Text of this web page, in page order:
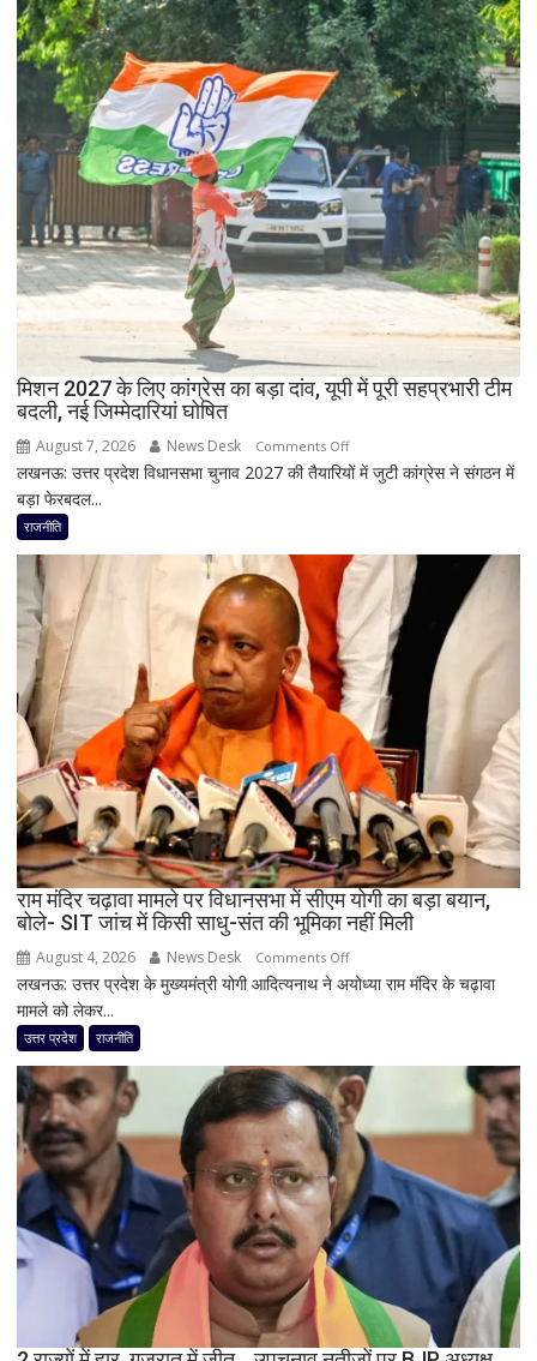
Nothing
पर
भी
बड़ी
छूट
बड़ा
झटका,
प्रदेश
अध्यक्ष
डॉ.
रामाशीष
राय
ने
RLD
से
दिया
इस्तीफा
मिशन 2027 के लिए कांग्रेस का बड़ा दांव, यूपी में पूरी सहप्रभारी टीम
बदली, नई जिम्मेदारियां घोषित
August 7, 2026 News Desk Comments Offon
मिशन
लिए
कांग्रेस
का
बड़ा
दांव,
यूपी
में
पूरी
सहप्रभारी
टीम
बदली,
नई
जिम्मेदारियां
घोषित
लखनऊ: उत्तर प्रदेश विधानसभा चुनाव 2027 की तैयारियों में जुटी कांग्रेस ने संगठन में
बड़ा फेरबदल...
राजनीति
राम मंदिर चढ़ावा मामले पर विधानसभा में सीएम योगी का बड़ा बयान,
बोले- SIT जांच में किसी साधु-संत की भूमिका नहीं मिली
August 4, 2026 News Desk Comments Offon
राम
मामले
पर
विधानसभा
सीएम
योगी
का
बड़ा
बयान,
बोले-
SIT
जांच
लखनऊ: उत्तर प्रदेश के मुख्यमंत्री योगी आदित्यनाथ ने अयोध्या राम मंदिर के चढ़ावा
मामले को लेकर...
उत्तर प्रदेश राजनीति